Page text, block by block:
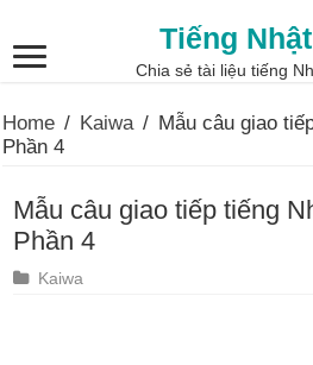
Tiếng
Chia sẻ tài liệu tiếng
Home / Kaiwa / Mẫu câu giao
Phần 4
Mẫu câu giao tiếp tiếng
Phần 4
Kaiwa